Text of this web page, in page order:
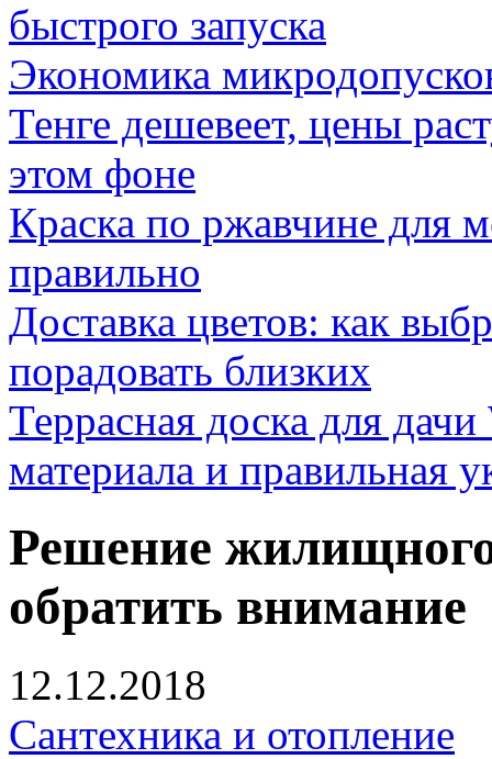
быстрого запуска
Экономика
Тенге дешевеет, цены
этом фоне
Краска по ржавчине для
правильно
Доставка цветов: как
порадовать близких
Террасная доска для
материала и правильная
Решение
обратить внимание
12.12.2018
Сантехника и отопление